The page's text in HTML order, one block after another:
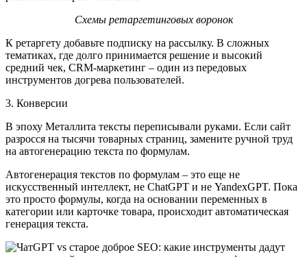
Схемы ретаргетинговых воронок
К ретаргету добавьте подписку на рассылку. В сложных
тематиках, где долго принимается решение и высокий
средний чек, CRM-маркетинг – один из передовых
инструментов догрева пользователей.
3. Конверсии
В эпоху Металлита тексты переписывали руками. Если сайт
разросся на тысячи товарных страниц, замените ручной труд
на автогенерацию текста по формулам.
Автогенерация текстов по формулам – это еще не
искусственный интеллект, не ChatGPT и не YandexGPT. Пока
это просто формулы, когда на основании переменных в
категории или карточке товара, происходит автоматическая
генерация текста.